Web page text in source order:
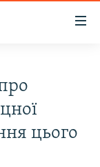
цього